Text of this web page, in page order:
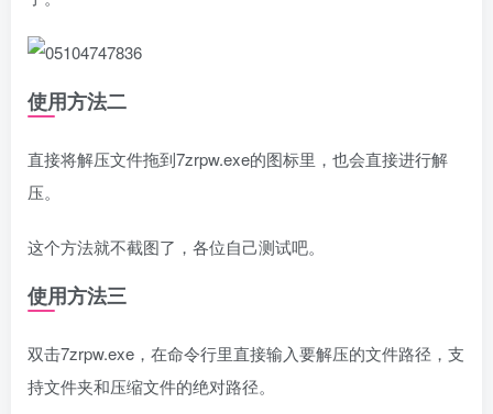
使用方法二
直接将解压文件拖到7zrpw.exe的图标里，也会直接进行解
压。
这个方法就不截图了，各位自己测试吧。
使用方法三
双击7zrpw.exe，在命令行里直接输入要解压的文件路径，支
持文件夹和压缩文件的绝对路径。